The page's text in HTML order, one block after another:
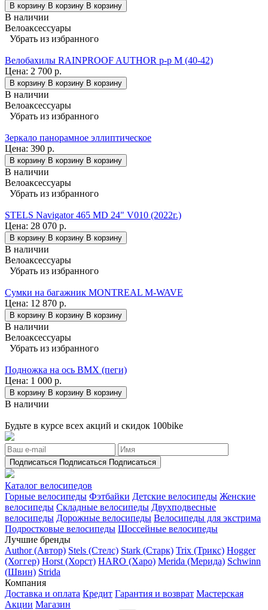
В корзину В корзину В корзину
В наличии
Велоаксессуары
Убрать из избранного
Велобахилы RAINPROOF AUTHOR р-р M (40-42)
Цена: 2 700 р.
В корзину В корзину В корзину
В наличии
Велоаксессуары
Убрать из избранного
Зеркало панорамное эллиптическое
Цена: 390 р.
В корзину В корзину В корзину
В наличии
Велоаксессуары
Убрать из избранного
STELS Navigator 465 MD 24" V010 (2022г.)
Цена: 28 070 р.
В корзину В корзину В корзину
В наличии
Велоаксессуары
Убрать из избранного
Сумки на багажник MONTREAL M-WAVE
Цена: 12 870 р.
В корзину В корзину В корзину
В наличии
Велоаксессуары
Убрать из избранного
Подножка на ось BMX (пеги)
Цена: 1 000 р.
В корзину В корзину В корзину
В наличии
Будьте в курсе всех акций и скидок 100bike
Подписаться Подписаться Подписаться
Каталог велосипедов
Горные велосипеды Фэтбайки Детские велосипеды Женские
велосипеды Складные велосипеды Двухподвесные
велосипеды Дорожные велосипеды Велосипеды для экстрима
Подростковые велосипеды Шоссейные велосипеды
Лучшие бренды
Author (Автор) Stels (Стелс) Stark (Старк) Trix (Трикс) Hogger
(Хоггер) Horst (Хорст) HARO (Харо) Merida (Мерида) Schwinn
(Швин) Strida
Компания
Доставка и оплата Кредит Гарантия и возврат Мастерская
Акции Магазин